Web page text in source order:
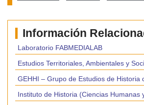
Información
Laboratorio FABMEDIALAB
Estudios Territoriales, Ambientales y
GEHHI – Grupo de Estudios de Historia
Instituto de Historia (Ciencias Humanas